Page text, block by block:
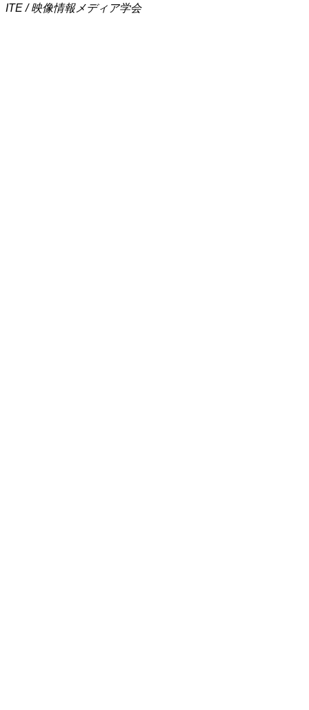
ITE / 映像情報メディア学会